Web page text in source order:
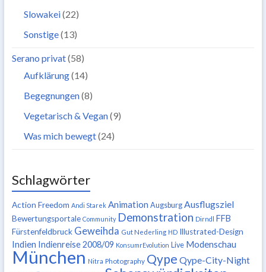
Slowakei(22)
Sonstige(13)
Serano privat(58)
Aufklärung(14)
Begegnungen(8)
Vegetarisch & Vegan(9)
Was mich bewegt(24)
Schlagwörter
Action Freedom Andi Starek Animation Augsburg Ausflugsziel
Bewertungsportale Community Demonstration Dirndl FFB
Fürstenfeldbruck Geweihda Gut Nederling HD Illustrated-Design
Indien Indienreise 2008/09 KonsumrEvolution Live Modenschau
München Nitra Photography Qype Qype-City-Night